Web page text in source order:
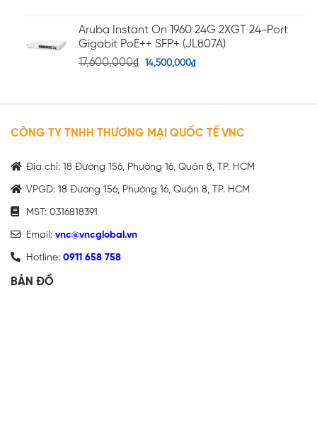
Aruba Instant On 1960 24G 2XGT 24-Port
Gigabit PoE++ SFP+ (JL807A)
17,600,000₫ 14,500,000₫
CÔNG TY TNHH THƯƠNG MẠI QUỐC TẾ VNC
Địa chỉ: 18 Đường 156, Phường 16, Quận 8, TP. HCM
VPGD: 18 Đường 156, Phường 16, Quận 8, TP. HCM
MST: 0316818391
Email: vnc@vncglobal.vn
Hotline: 0911 658 758
BẢN ĐỒ